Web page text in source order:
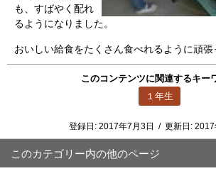
も、すばやく配れ
るようになりました。
おいしい給食をたくさん食べれるように頑張
このコンテンツに関連するキー
１年生
登録日: 2017年7月3日 / 更新日: 2017
このカテゴリー内の他のページ